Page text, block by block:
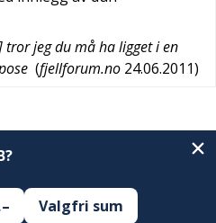
tror jeg du må ha ligget i en
(fjellforum.no 24.06.2011)
Valgfri sum